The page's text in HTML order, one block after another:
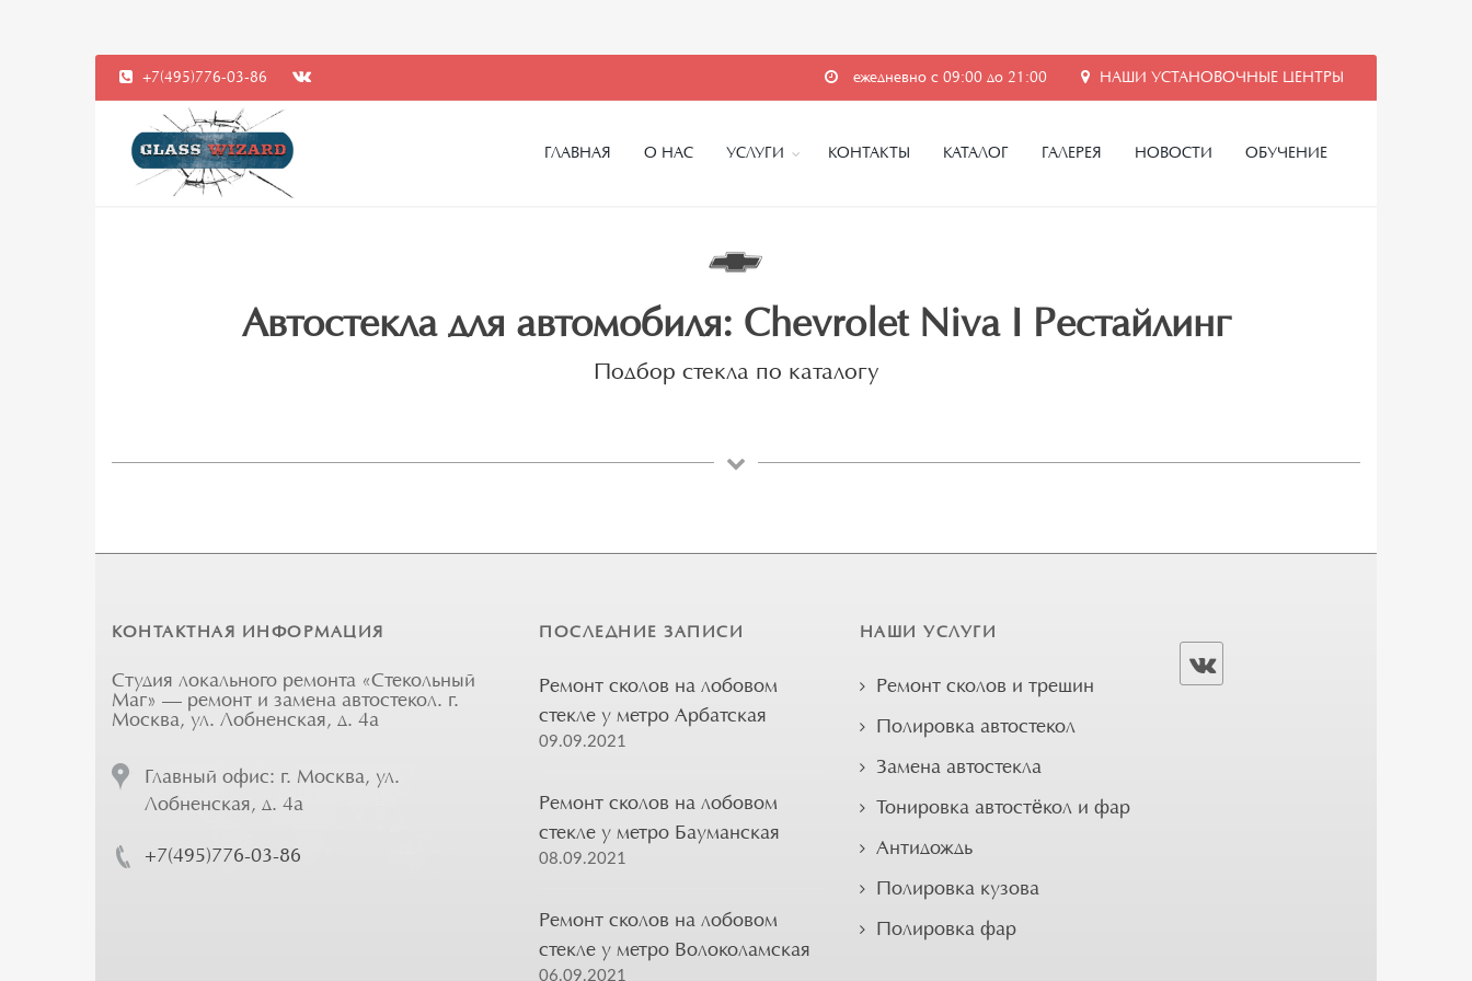
ежедневно с 09:00 до 21:00 НАШИ УСТАНОВОЧНЫЕ ЦЕНТРЫ
+7(495)776-03-86
ГЛАВНАЯ О НАС УСЛУГИ КОНТАКТЫ КАТАЛОГ ГАЛЕРЕЯ НОВОСТИ ОБУЧЕНИЕ
Автостекла для автомобиля: Chevrolet Niva I Рестайлинг
Подбор стекла по каталогу
КОНТАКТНАЯ ИНФОРМАЦИЯ
Студия локального ремонта «Стекольный
Маг» — ремонт и замена автостекол. г.
Москва, ул. Лобненская, д. 4а
Главный офис: г. Москва, ул.
Лобненская, д. 4а
+7(495)776-03-86
ПОСЛЕДНИЕ ЗАПИСИ
Ремонт сколов на лобовом
стекле у метро Арбатская
09.09.2021
Ремонт сколов на лобовом
стекле у метро Бауманская
08.09.2021
Ремонт сколов на лобовом
стекле у метро Волоколамская
06.09.2021
НАШИ УСЛУГИ
Ремонт сколов и трещин
Полировка автостекол
Замена автостекла
Тонировка автостёкол и фар
Антидождь
Полировка кузова
Полировка фар